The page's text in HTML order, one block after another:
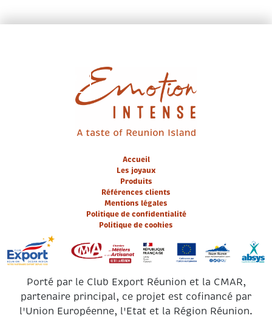
Accueil
Les joyaux
Produits
Références clients
Mentions légales
Politique de confidentialité
Politique de cookies
Porté par le Club Export Réunion et la CMAR,
partenaire principal, ce projet est cofinancé par
l'Union Européenne, l'Etat et la Région Réunion.